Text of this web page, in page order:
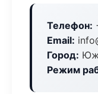
Телефон:
Email:
Город:
Режим